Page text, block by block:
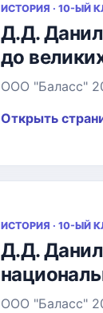
ИСТОРИЯ · 10-ЫЙ
Д.Д.
до
ООО "Баласс"
Открыть
ИСТОРИЯ · 10-ЫЙ
Д.Д.
ООО "Баласс"